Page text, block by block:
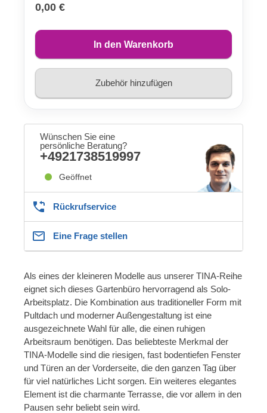
0,00 €
In den Warenkorb
Zubehör hinzufügen
Wünschen Sie eine
persönliche Beratung?
+4921738519997
Geöffnet
Rückrufservice
Eine Frage stellen
Als eines der kleineren Modelle aus unserer TINA-Reihe
eignet sich dieses Gartenbüro hervorragend als Solo-
Arbeitsplatz. Die Kombination aus traditioneller Form mit
Pultdach und moderner Außengestaltung ist eine
ausgezeichnete Wahl für alle, die einen ruhigen
Arbeitsraum benötigen. Das beliebteste Merkmal der
TINA-Modelle sind die riesigen, fast bodentiefen Fenster
und Türen an der Vorderseite, die den ganzen Tag über
für viel natürliches Licht sorgen. Ein weiteres elegantes
Element ist die charmante Terrasse, die vor allem in den
Pausen sehr beliebt sein wird.